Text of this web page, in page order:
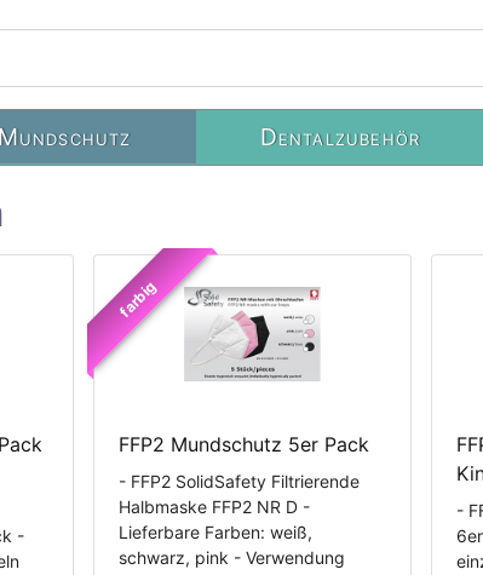
Mundschutz Dentalzubehör
-
farbig
FFP2 Mundschutz 5er Pack
- FFP2 SolidSafety Filtrierende
Halbmaske FFP2 NR D -
Lieferbare Farben: weiß,
schwarz, pink - Verwendung
-